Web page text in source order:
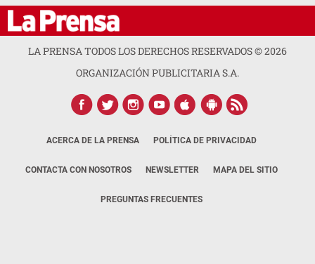
LA PRENSA TODOS LOS DERECHOS RESERVADOS ©2026
ORGANIZACIÓN PUBLICITARIA S.A.
ACERCA DE LA PRENSA POLÍTICA DE PRIVACIDAD
CONTACTA CON NOSOTROS NEWSLETTER MAPA DEL SITIO
PREGUNTAS FRECUENTES